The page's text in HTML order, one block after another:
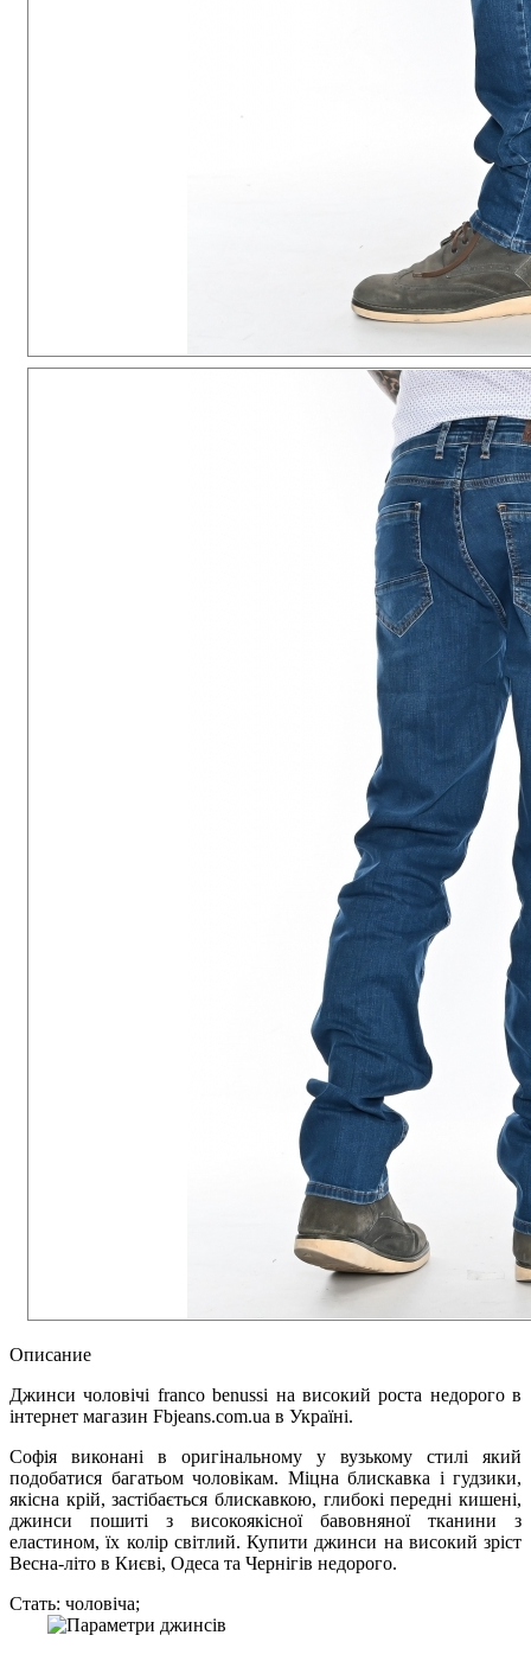
Описание
Джинси чоловічі franco benussi на високий роcта недорого в
інтернет магазин Fbjeans.com.ua в Україні.
Софія виконані в оригінальному у вузькому стилі який
подобатися багатьом чоловікам. Міцна блискавка і гудзики,
якісна крій, застібається блискавкою, глибокі передні кишені,
джинси пошиті з високоякісної бавовняної тканини з
еластином, їх колір світлий. Купити джинси на високий зріст
Весна-літо в Києві, Одеса та Чернігів недорого.
Стать: чоловіча;